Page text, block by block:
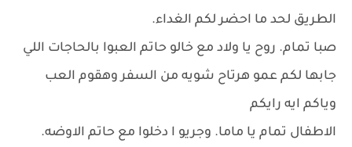
الطريق لحد ما احضر لكم الغداء.
صبا تمام. روح يا ولاد مع خالو حاتم العبوا بالحاجات اللي
جابها لكم عمو هرتاح شويه من السفر وهقوم العب
وياكم ايه رايكم
الاطفال تمام يا ماما. وجريو ا دخلوا مع حاتم الاوضه.